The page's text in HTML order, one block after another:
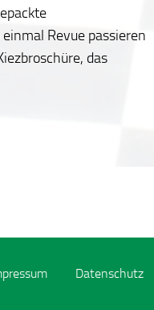
Revue passieren
das
Datenschutz